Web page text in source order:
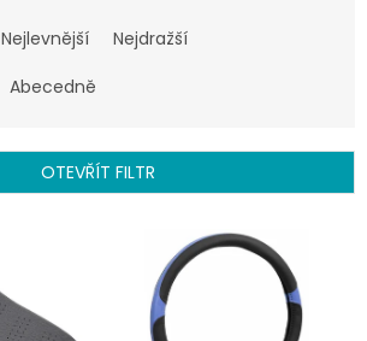
Nejlevnější
Nejdražší
Abecedně
OTEVŘÍT FILTR